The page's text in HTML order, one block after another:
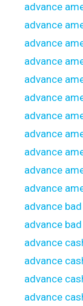
advance
advance
advance
advance
advance
advance
advance
advance
advance
advance
advance
advance
advance
advance
advance
advance
advance